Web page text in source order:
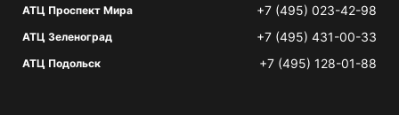
АТЦ Проспект Мира +7 (495) 023-42-98
АТЦ Зеленоград +7 (495) 431-00-33
АТЦ Подольск +7 (495) 128-01-88